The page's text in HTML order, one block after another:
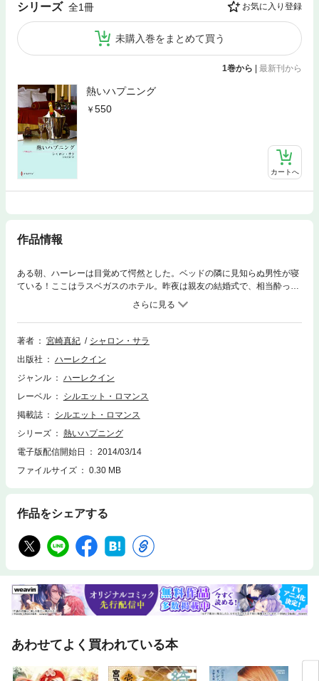
シリーズ 全1冊 お気に入り登録
未購入巻をまとめて買う
1巻から 最新刊から
熱いハプニング
550
カートへ
作品情報
ある朝、ハーレーは目覚めて愕然とした。ベッドの隣に見知らぬ男性が寝
ている！ここはラスベガスのホテル。昨夜は親友の結婚式で、相当酔って
いたせいか、何も思い出せない。起きた男性が笑顔で言った。「ぼくは君
著者 宮崎真紀
シャロン・サラ
出版社
ハーレクイン
ジャンル
ハーレクイン
レーベル
シルエット・ロマンス
掲載誌
シルエット・ロマンス
シリーズ
熱いハプニング
電子版配信開始日
2014/03/14
ファイルサイズ
0.30 MB
作品をシェアする
あわせてよく買われている本